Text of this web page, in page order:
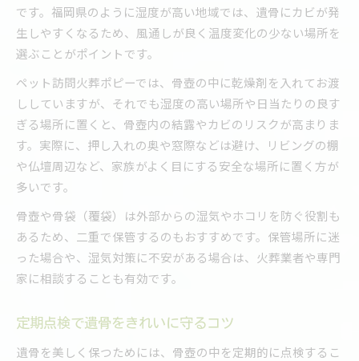
です。福岡県のように湿度が高い地域では、遺骨にカビが発
生しやすくなるため、風通しが良く温度変化の少ない場所を
選ぶことがポイントです。
ペット訪問火葬ポピーでは、骨壺の中に乾燥剤を入れてお渡
ししていますが、それでも湿度の高い場所や日当たりの良す
ぎる場所に置くと、骨壺内の結露やカビのリスクが高まりま
す。実際に、押し入れの奥や窓際などは避け、リビングの棚
や仏壇周辺など、家族がよく目にする安全な場所に置く方が
多いです。
骨壺や骨袋（覆袋）は外部からの湿気やホコリを防ぐ役割も
あるため、二重で保管するのもおすすめです。保管場所に迷
った場合や、湿気対策に不安がある場合は、火葬業者や専門
家に相談することも有効です。
定期点検で遺骨をきれいに守るコツ
遺骨を美しく保つためには、骨壺の中を定期的に点検するこ